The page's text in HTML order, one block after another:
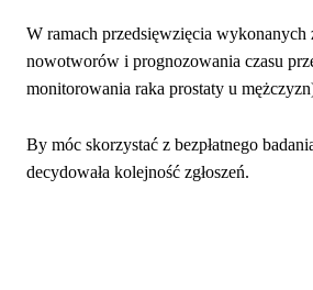
W ramach przedsięwzięcia
nowotworów i prognozowania czasu
monitorowania raka prostaty u
By móc skorzystać z bezpłatnego
decydowała kolejność zgłoszeń.